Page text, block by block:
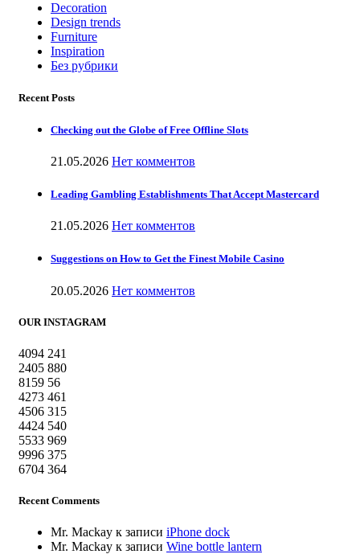
Decoration
Design trends
Furniture
Inspiration
Без рубрики
Recent Posts
Checking out the Globe of Free Offline Slots
21.05.2026 Нет комментов
Leading Gambling Establishments That Accept Mastercard
21.05.2026 Нет комментов
Suggestions on How to Get the Finest Mobile Casino
20.05.2026 Нет комментов
OUR INSTAGRAM
4094 241
2405 880
8159 56
4273 461
4506 315
4424 540
5533 969
9996 375
6704 364
Recent Comments
Mr. Mackay к записи iPhone dock
Mr. Mackay к записи Wine bottle lantern